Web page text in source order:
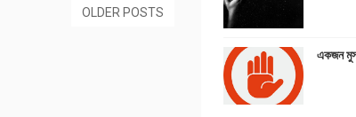
OLDER POSTS
একজন